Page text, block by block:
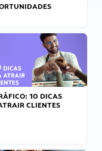
10 DICAS
CLIENTES